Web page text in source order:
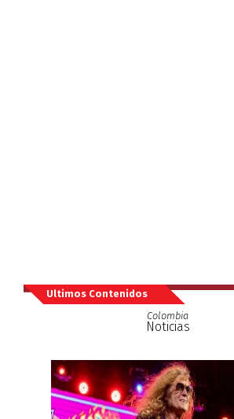
Ultimos Contenidos
Colombia
Noticias